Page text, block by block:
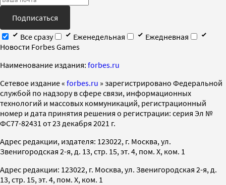
Подписаться
Все сразу
Еженедельная
Ежедневная
Новости Forbes Games
Наименование издания: forbes.ru
Cетевое издание « forbes.ru » зарегистрировано Федеральной
службой по надзору в сфере связи, информационных
технологий и массовых коммуникаций, регистрационный
номер и дата принятия решения о регистрации: серия Эл №
ФС77-82431 от 23 декабря 2021 г.
Адрес редакции, издателя: 123022, г. Москва, ул.
Звенигородская 2-я, д. 13, стр. 15, эт. 4, пом. X, ком. 1
Адрес редакции: 123022, г. Москва, ул. Звенигородская 2-я, д.
13, стр. 15, эт. 4, пом. X, ком. 1